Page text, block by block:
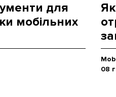
для
мобільних
08